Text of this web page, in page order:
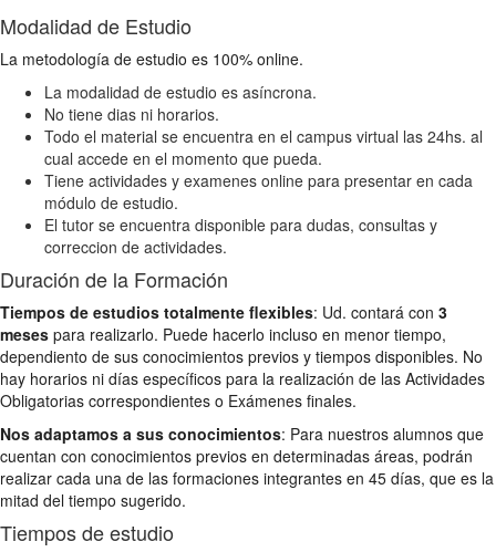
Modalidad de Estudio
La metodología de estudio es 100% online.
La modalidad de estudio es asíncrona.
No tiene dias ni horarios.
Todo el material se encuentra en el campus virtual las 24hs. al
cual accede en el momento que pueda.
Tiene actividades y examenes online para presentar en cada
módulo de estudio.
El tutor se encuentra disponible para dudas, consultas y
correccion de actividades.
Duración de la Formación
Tiempos de estudios totalmente flexibles: Ud. contará con 3
meses para realizarlo. Puede hacerlo incluso en menor tiempo,
dependiento de sus conocimientos previos y tiempos disponibles. No
hay horarios ni días específicos para la realización de las Actividades
Obligatorias correspondientes o Exámenes finales.
Nos adaptamos a sus conocimientos: Para nuestros alumnos que
cuentan con conocimientos previos en determinadas áreas, podrán
realizar cada una de las formaciones integrantes en 45 días, que es la
mitad del tiempo sugerido.
Tiempos de estudio